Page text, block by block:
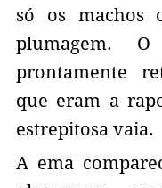
só os machos
plumagem.
prontamente
que eram a
estrepitosa vaia.
A ema